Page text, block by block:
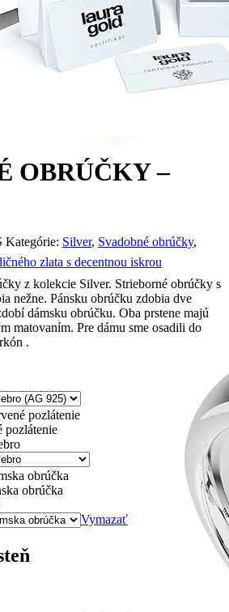
zlata s decentnou iskrou
OBRÚČKY –
Kategórie: Silver, Svadobné obrúčky,
z kolekcie Silver. Strieborné obrúčky s
nežne. Pánsku obrúčku zdobia dve
dámsku obrúčku. Oba prstene majú
matovaním. Pre dámu sme osadili do
.
pozlátenie
pozlátenie
obrúčka
obrúčka
Vymazať